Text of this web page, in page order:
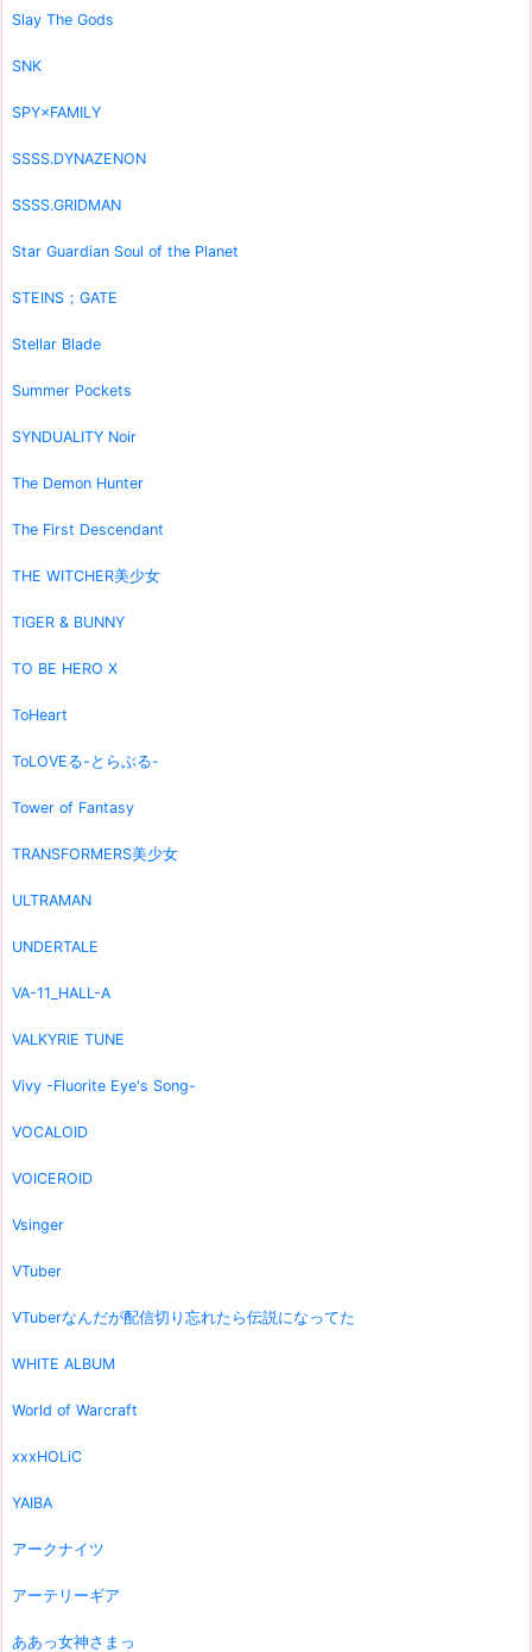
Slay The Gods
SNK
SPY×FAMILY
SSSS.DYNAZENON
SSSS.GRIDMAN
Star Guardian Soul of the Planet
STEINS；GATE
Stellar Blade
Summer Pockets
SYNDUALITY Noir
The Demon Hunter
The First Descendant
THE WITCHER美少女
TIGER & BUNNY
TO BE HERO X
ToHeart
ToLOVEる-とらぶる-
Tower of Fantasy
TRANSFORMERS美少女
ULTRAMAN
UNDERTALE
VA-11_HALL-A
VALKYRIE TUNE
Vivy -Fluorite Eye's Song-
VOCALOID
VOICEROID
Vsinger
VTuber
VTuberなんだが配信切り忘れたら伝説になってた
WHITE ALBUM
World of Warcraft
xxxHOLiC
YAIBA
アークナイツ
アーテリーギア
ああっ女神さまっ